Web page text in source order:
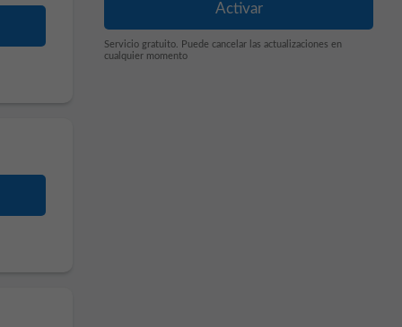
Servicio gratuito. Puede cancelar las actualizaciones en
cualquier momento